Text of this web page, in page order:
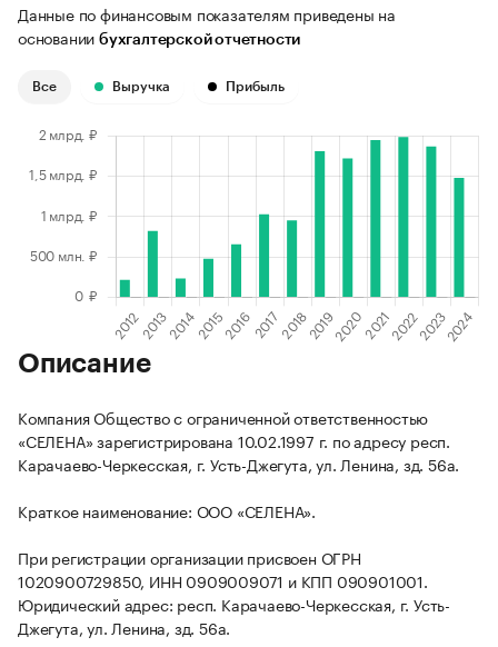
Данные по финансовым показателям приведены на
основании бухгалтерской отчетности
Все Выручка Прибыль
Описание
Компания Общество с ограниченной ответственностью
«СЕЛЕНА» зарегистрирована 10.02.1997 г. по адресу респ.
Карачаево-Черкесская, г. Усть-Джегута, ул. Ленина, зд. 56а.
Краткое наименование: ООО «СЕЛЕНА».
При регистрации организации присвоен ОГРН
1020900729850, ИНН 0909009071 и КПП 090901001.
Юридический адрес: респ. Карачаево-Черкесская, г. Усть-
Джегута, ул. Ленина, зд. 56а.